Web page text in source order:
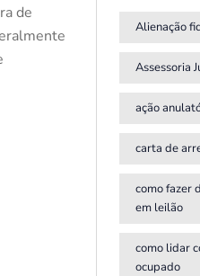
de
Alienação
Assessoria
ação
carta de
como fazer
em leilão
como lidar
ocupado